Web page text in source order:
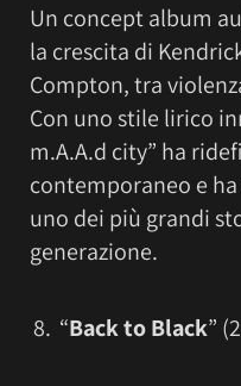
Un concept album
la crescita di
Compton, tra
Con uno stile lirico
m.A.A.d city” ha
contemporaneo e
uno dei più grandi
generazione.
“Back to Black”